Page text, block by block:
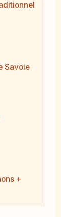
Savoie
+